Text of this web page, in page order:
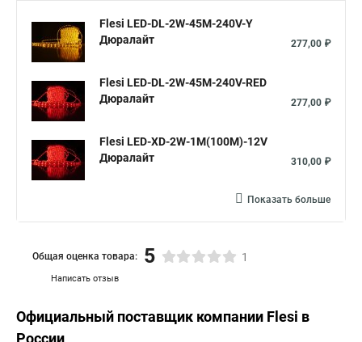
Flesi LED-DL-2W-45M-240V-Y
Дюралайт
277,00 ₽
Flesi LED-DL-2W-45M-240V-RED
Дюралайт
277,00 ₽
Flesi LED-XD-2W-1M(100M)-12V
Дюралайт
310,00 ₽
Показать больше
Написать отзыв
Общая оценка товара: 5 1
Официальный поставщик компании Flesi в
России